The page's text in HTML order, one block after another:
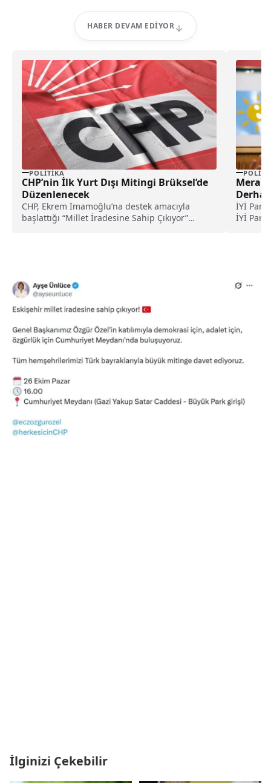
HABER DEVAM EDIYOR
POLITIKA
CHP’nin İlk Yurt Dışı Mitingi Brüksel’de
Düzenlenecek
CHP, Ekrem İmamoğlu’na destek amacıyla
başlattığı “Millet İradesine Sahip Çıkıyor”
Meral
Derhal
İYİ Parti
İYİ Parti
İlginizi Çekebilir